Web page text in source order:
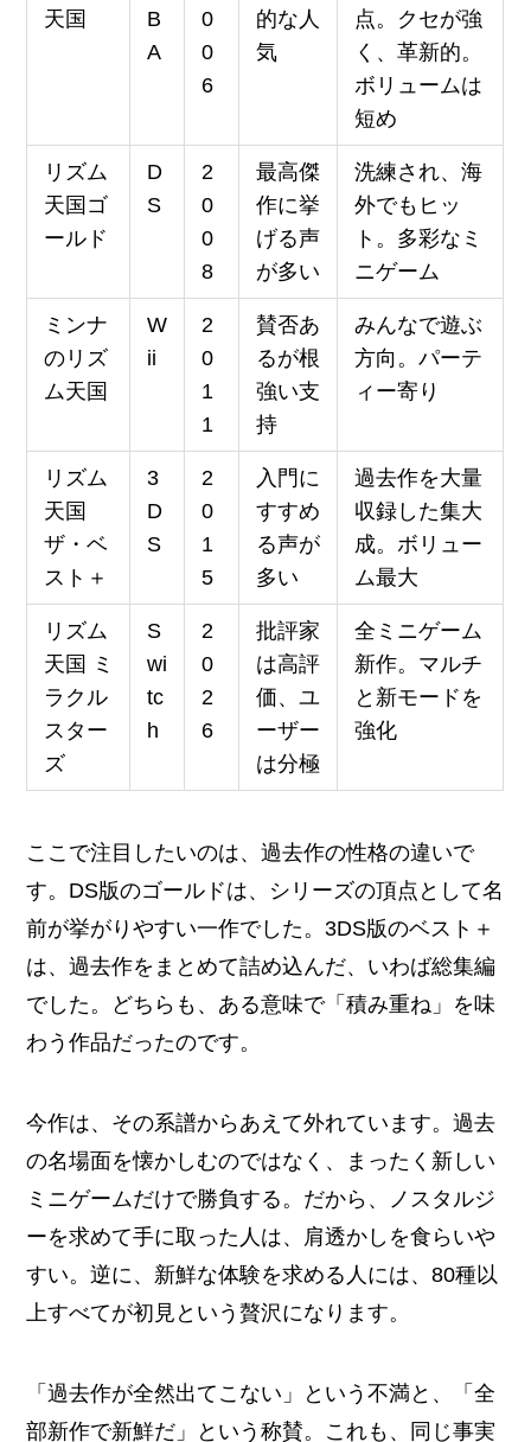
天国
B
A
0
0
6
的な人
気
点。クセが強
く、革新的。
ボリュームは
短め
リズム
天国ゴ
ールド
D
S
2
0
0
8
最高傑
作に挙
げる声
が多い
洗練され、海
外でもヒッ
ト。多彩なミ
ニゲーム
ミンナ
のリズ
ム天国
W
ii
2
0
1
1
賛否あ
るが根
強い支
持
みんなで遊ぶ
方向。パーテ
ィー寄り
リズム
天国
ザ・ベ
スト＋
3
D
S
2
0
1
5
入門に
すすめ
る声が
多い
過去作を大量
収録した集大
成。ボリュー
ム最大
リズム
天国 ミ
ラクル
スター
ズ
S
wi
tc
h
2
0
2
6
批評家
は高評
価、ユ
ーザー
は分極
全ミニゲーム
新作。マルチ
と新モードを
強化
ここで注目したいのは、過去作の性格の違いで
す。DS版のゴールドは、シリーズの頂点として名
前が挙がりやすい一作でした。3DS版のベスト＋
は、過去作をまとめて詰め込んだ、いわば総集編
でした。どちらも、ある意味で「積み重ね」を味
わう作品だったのです。
今作は、その系譜からあえて外れています。過去
の名場面を懐かしむのではなく、まったく新しい
ミニゲームだけで勝負する。だから、ノスタルジ
ーを求めて手に取った人は、肩透かしを食らいや
すい。逆に、新鮮な体験を求める人には、80種以
上すべてが初見という贅沢になります。
「過去作が全然出てこない」という不満と、「全
部新作で新鮮だ」という称賛。これも、同じ事実